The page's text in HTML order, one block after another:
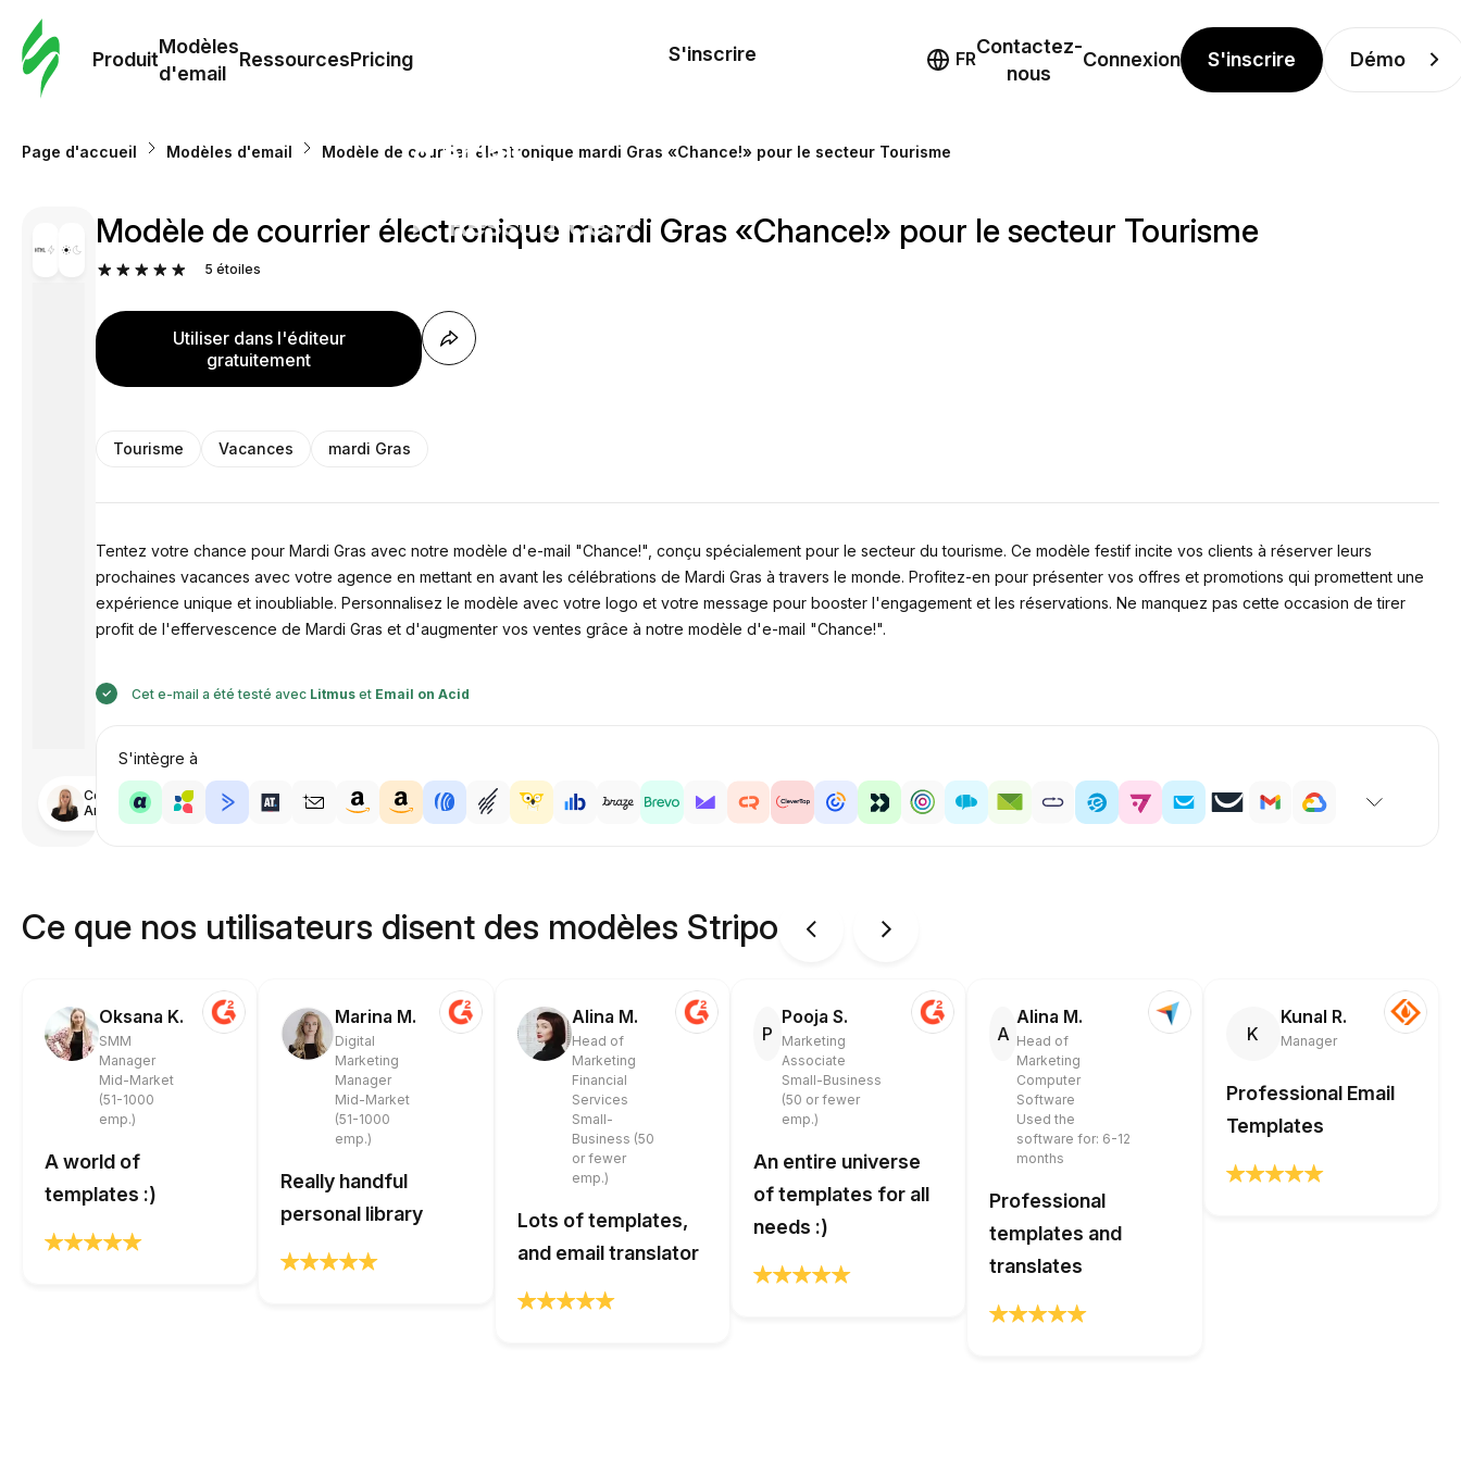
Produit
Modèles
d'email
RessourcesPricing
d'email
Ressources
S'inscrire FR
Contactez-
nous
Connexion S'inscrire Démo
Page d'accueil Modèles d'email Modèle de courrier électronique mardi Gras «Chance!» pour le secteur Tourisme
Conçu par
Anastasiia
Modèle de courrier électronique mardi Gras «Chance!» pour le secteur Tourisme
5 étoiles
Utiliser dans l'éditeur
gratuitement
Tourisme Vacances mardi Gras
Tentez votre chance pour Mardi Gras avec notre modèle d'e-mail "Chance!", conçu spécialement pour le secteur du tourisme. Ce modèle festif incite vos clients à réserver leurs
prochaines vacances avec votre agence en mettant en avant les célébrations de Mardi Gras à travers le monde. Profitez-en pour présenter vos offres et promotions qui promettent une
expérience unique et inoubliable. Personnalisez le modèle avec votre logo et votre message pour booster l'engagement et les réservations. Ne manquez pas cette occasion de tirer
profit de l'effervescence de Mardi Gras et d'augmenter vos ventes grâce à notre modèle d'e-mail "Chance!".
Cet e-mail a été testé avec Litmus et Email on Acid
S'intègre à
Ce que nos utilisateurs disent des modèles Stripo
Oksana K.
SMM
Manager
Mid-Market
(51-1000
emp.)
A world of
templates :)
Marina M.
Digital
Marketing
Manager
Mid-Market
(51-1000
emp.)
Really handful
personal library
Alina M.
Head of
Marketing
Financial
Services
Small-
Business (50
or fewer
emp.)
Lots of templates,
and email translator
P
Pooja S.
Marketing
Associate
Small-Business
(50 or fewer
emp.)
An entire universe
of templates for all
needs :)
A
Alina M.
Head of
Marketing
Computer
Software
Used the
software for: 6-12
months
Professional
templates and
translates
K
Kunal R.
Manager
Professional Email
Templates